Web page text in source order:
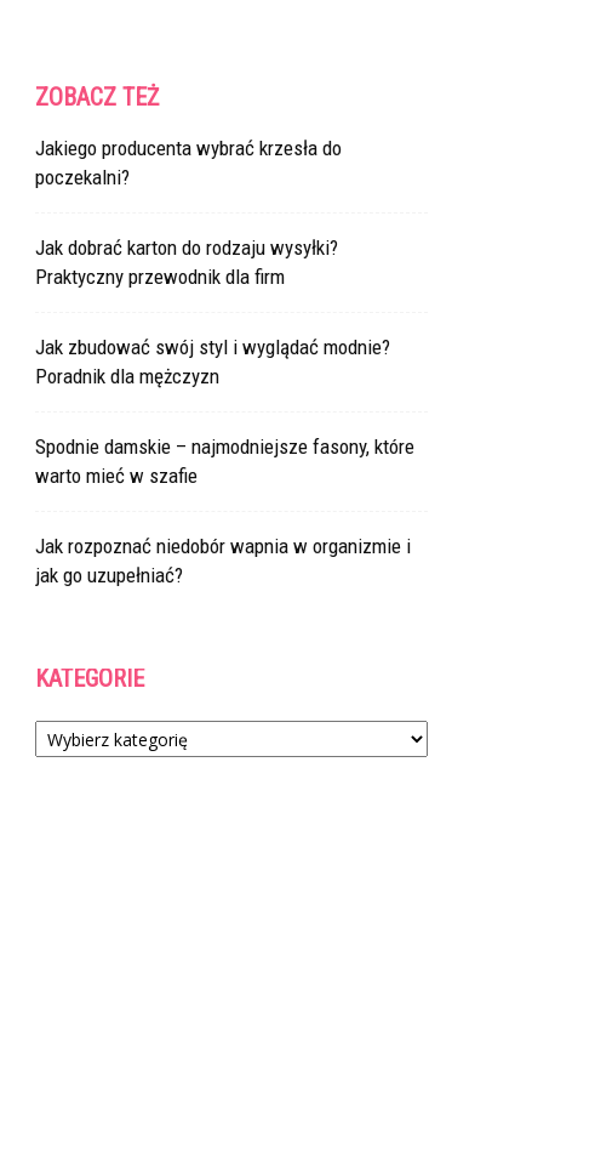
ZOBACZ TEŻ
Jakiego producenta wybrać krzesła do
poczekalni?
Jak dobrać karton do rodzaju wysyłki?
Praktyczny przewodnik dla firm
Jak zbudować swój styl i wyglądać modnie?
Poradnik dla mężczyzn
Spodnie damskie – najmodniejsze fasony, które
warto mieć w szafie
Jak rozpoznać niedobór wapnia w organizmie i
jak go uzupełniać?
KATEGORIE
Kategorie